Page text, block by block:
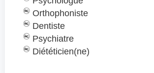
Orthophoniste
Dentiste
Psychiatre
Diététicien(ne)